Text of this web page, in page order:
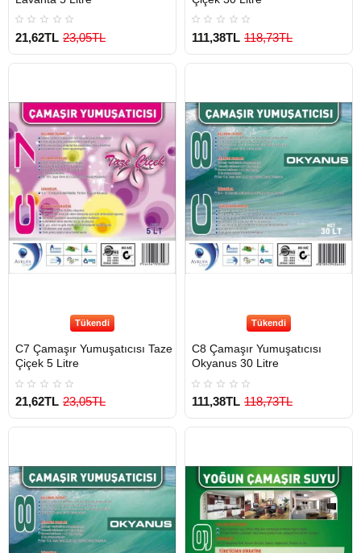
21,62TL 23,05TL 111,38TL 118,73TL
Tükendi
C7 Çamaşır Yumuşatıcısı Taze
Çiçek 5 Litre
21,62TL 23,05TL
Tükendi
C8 Çamaşır Yumuşatıcısı
Okyanus 30 Litre
111,38TL 118,73TL